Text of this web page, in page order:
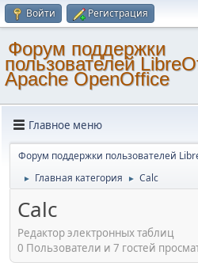
Войти Регистрация
Форум поддержки
пользователей
Apache OpenOffice
Главное меню
Форум поддержки пользователей
► Главная категория ► Calc
Calc
Редактор электронных таблиц
0 Пользователи и 7 гостей